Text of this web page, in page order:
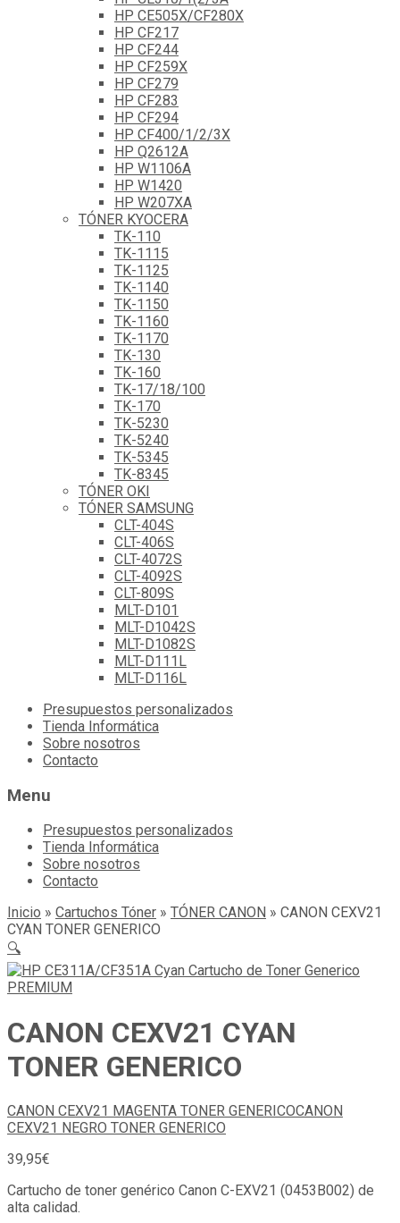
HP CE505X/CF280X
HP CF217
HP CF244
HP CF259X
HP CF279
HP CF283
HP CF294
HP CF400/1/2/3X
HP Q2612A
HP W1106A
HP W1420
HP W207XA
TÓNER KYOCERA
TK-110
TK-1115
TK-1125
TK-1140
TK-1150
TK-1160
TK-1170
TK-130
TK-160
TK-17/18/100
TK-170
TK-5230
TK-5240
TK-5345
TK-8345
TÓNER OKI
TÓNER SAMSUNG
CLT-404S
CLT-406S
CLT-4072S
CLT-4092S
CLT-809S
MLT-D101
MLT-D1042S
MLT-D1082S
MLT-D111L
MLT-D116L
Skip
content
Presupuestos personalizados
Tienda Informática
Sobre nosotros
Contacto
Menu
Presupuestos personalizados
Tienda Informática
Sobre nosotros
Contacto
Inicio » Cartuchos Tóner » TÓNER CANON » CANON CEXV21
CYAN TONER GENERICO
🔍
CANON CEXV21 CYAN
TONER GENERICO
CANON CEXV21 MAGENTA TONER GENERICOCANON
CEXV21 NEGRO TONER GENERICO
39,95€
Cartucho de toner genérico Canon C-EXV21 (0453B002) de
alta calidad.